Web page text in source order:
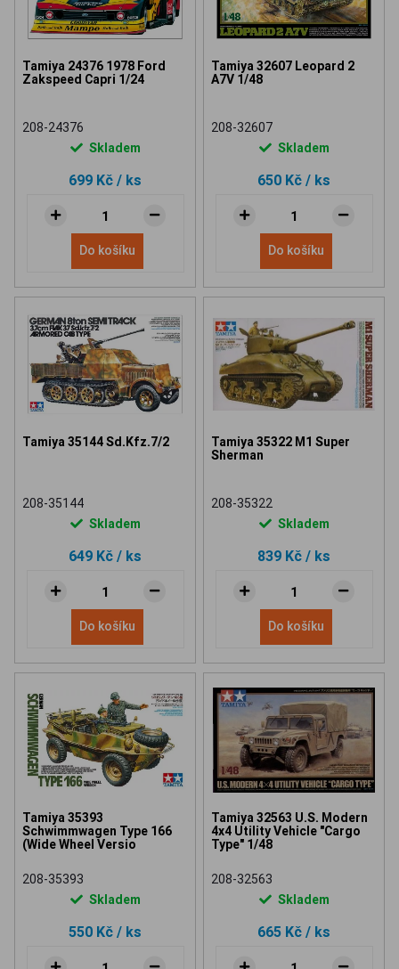
Tamiya 24376 1978 Ford
Zakspeed Capri 1/24
208-24376
Skladem
699 Kč / ks
Do košíku
Tamiya 32607 Leopard 2
A7V 1/48
208-32607
Skladem
650 Kč / ks
Do košíku
Tamiya 35144 Sd.Kfz.7/2
208-35144
Skladem
649 Kč / ks
Do košíku
Tamiya 35322 M1 Super
Sherman
208-35322
Skladem
839 Kč / ks
Do košíku
Tamiya 35393
Schwimmwagen Type 166
(Wide Wheel Versio
208-35393
Skladem
550 Kč / ks
Tamiya 32563 U.S. Modern
4x4 Utility Vehicle "Cargo
Type" 1/48
208-32563
Skladem
665 Kč / ks